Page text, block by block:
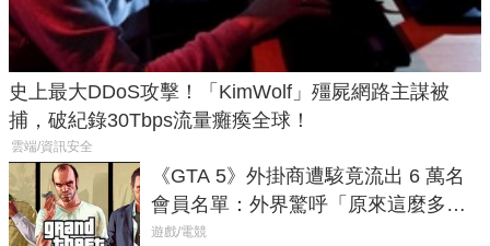
史上最大DDoS攻擊！「KimWolf」殭屍網路主謀被
捕，破紀錄30Tbps流量癱瘓全球！
雲端/資訊安全
《GTA 5》外掛商遭駭竟流出 6 萬名
會員名單：外界驚呼「原來這麼多人
在開掛！」
遊戲/電競